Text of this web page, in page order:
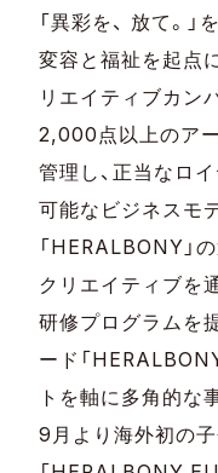
「異彩を、 放て。
変容と福祉を起点
リエイティブカン
2,000点以上のア
管理し、正当なロ
可能なビジネスモ
「HERALBONY」
クリエイティブを
研修プログラムを
ード「
トを軸に多角的な
9月より海外初の